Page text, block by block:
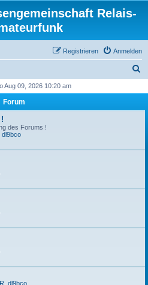
Relais-
Anmelden
Registrieren
h
Aug 09, 2026 10:20 am
Forum
des Forums !
dl9bco
dl9bco